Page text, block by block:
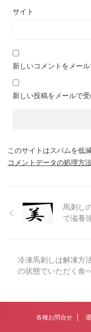
サイト
新しいコメントをメー
新しい投稿をメールで
このサイトはスパムを低
コメントデータの処理方
馬刺し
で滋養
冷凍馬刺しは解凍方
の状態でいただく食
各種お問合せ